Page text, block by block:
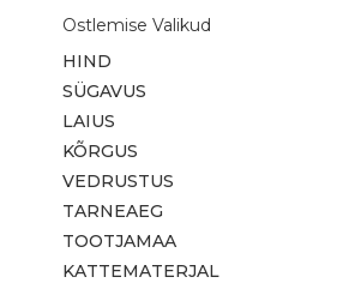
Ostlemise Valikud
HIND
SÜGAVUS
LAIUS
KÕRGUS
VEDRUSTUS
TARNEAEG
TOOTJAMAA
KATTEMATERJAL